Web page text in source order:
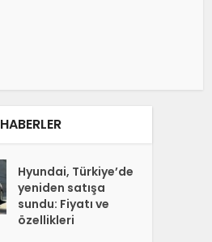
HABERLER
Hyundai, Türkiye’de
yeniden satışa
sundu: Fiyatı ve
özellikleri